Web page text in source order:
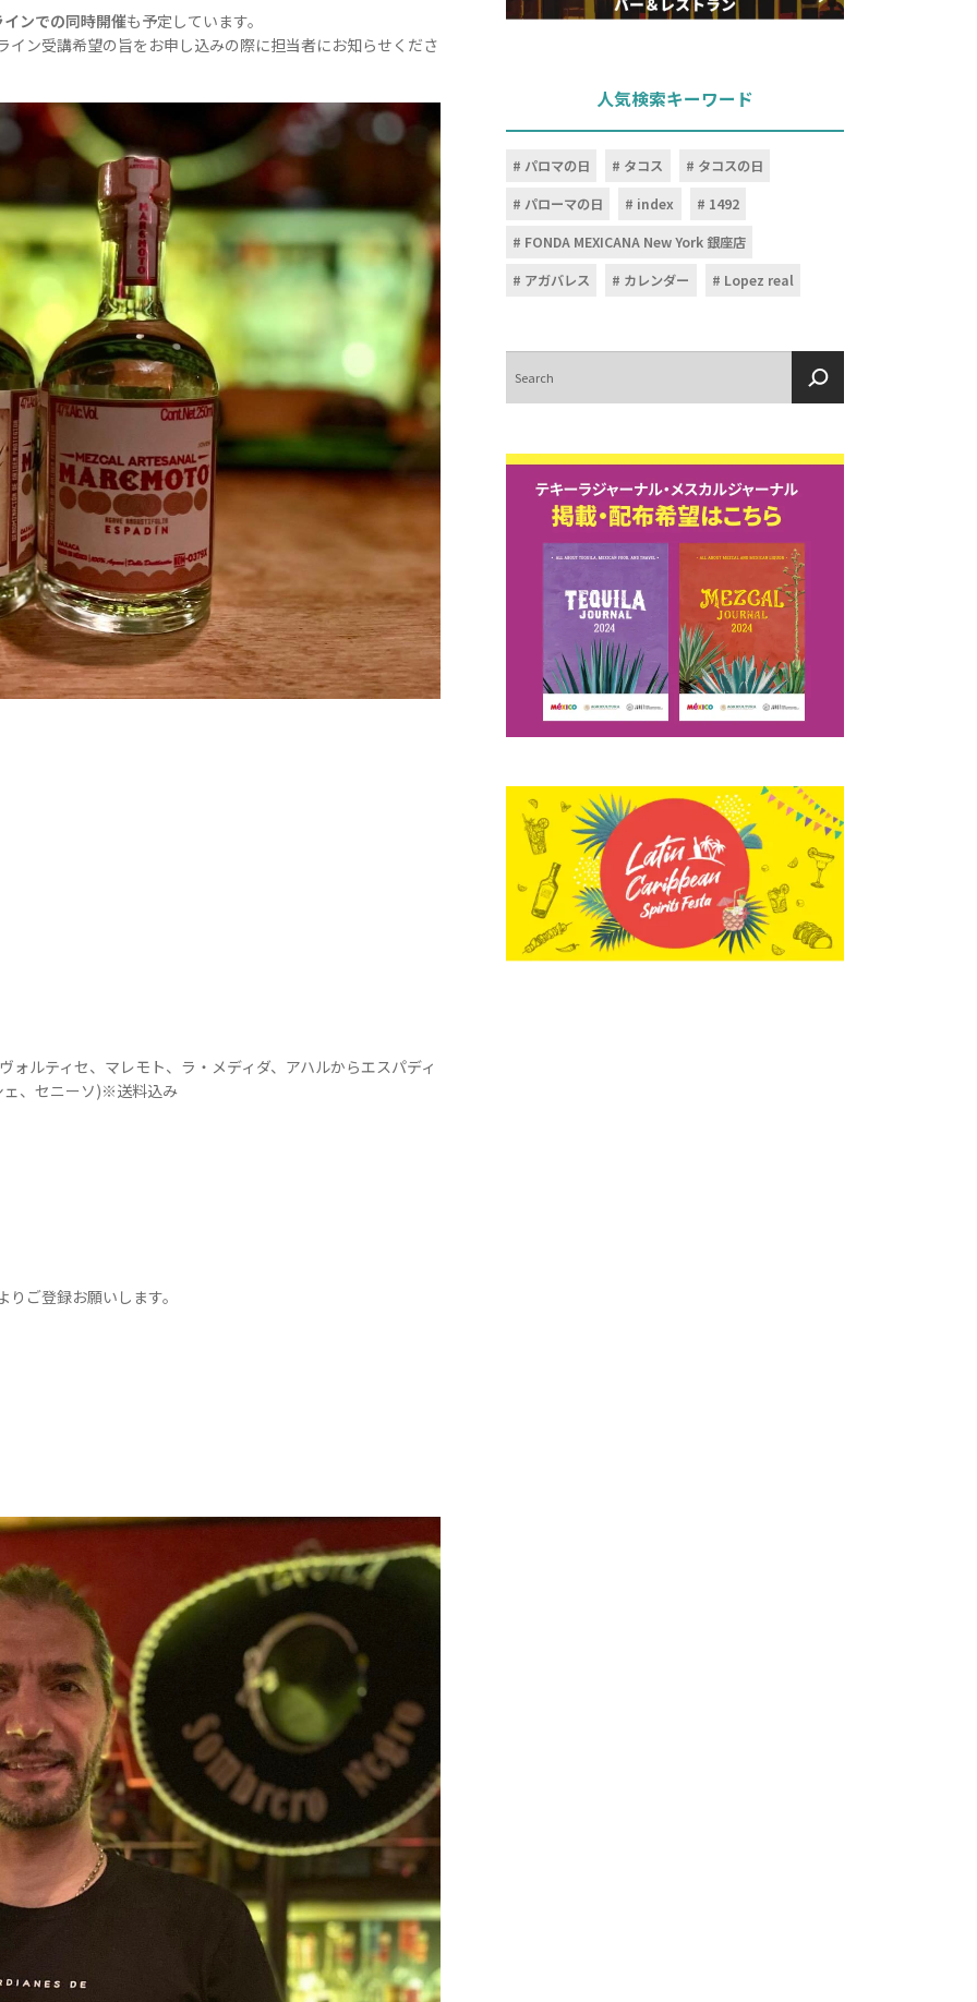
ンでの同時開催も予定しています。
ン受講希望の旨をお申し込みの際に担当者にお知らせくださ
ォルティセ、マレモト、ラ・メディダ、アハルからエスパディ
ェ、セニーソ)※送料込み
ご登録お願いします。
人気検索キーワード
パロマの日 タコス
タコスの日
パローマの日
index
1492
FONDA MEXICANA New York 銀座店
アガバレス
カレンダー Lopez real
索